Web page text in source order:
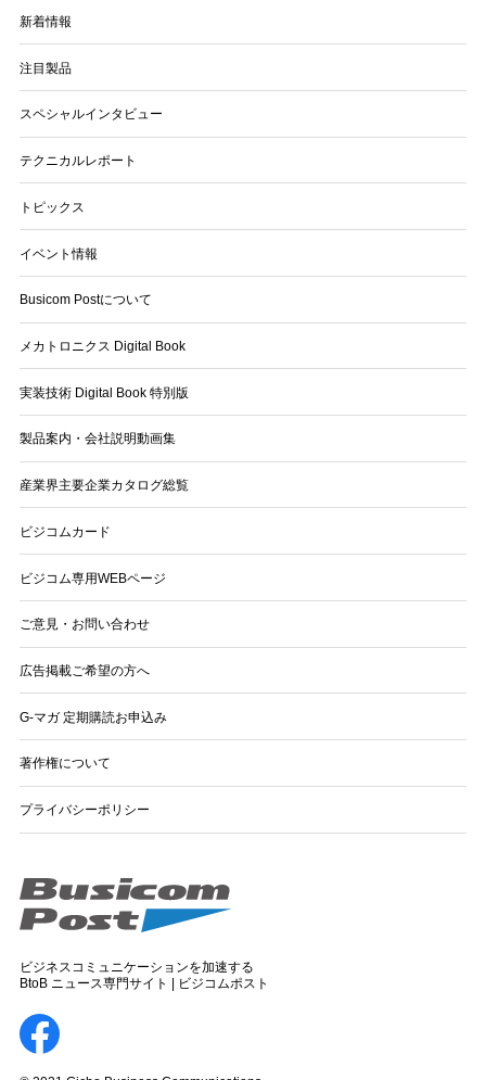
新着情報
注目製品
スペシャルインタビュー
テクニカルレポート
トピックス
イベント情報
Busicom Postについて
メカトロニクス Digital Book
実装技術 Digital Book 特別版
製品案内・会社説明動画集
産業界主要企業カタログ総覧
ビジコムカード
ビジコム専用WEBページ
ご意見・お問い合わせ
広告掲載ご希望の方へ
G-マガ 定期購読お申込み
著作権について
プライバシーポリシー
ビジネスコミュニケーションを加速する
BtoB ニュース専門サイト | ビジコムポスト